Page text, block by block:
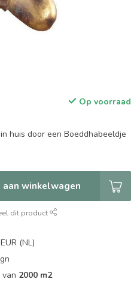
Op voorraad
huis door een Boeddhabeeldje
aan winkelwagen
dit product
(NL)
2000 m2